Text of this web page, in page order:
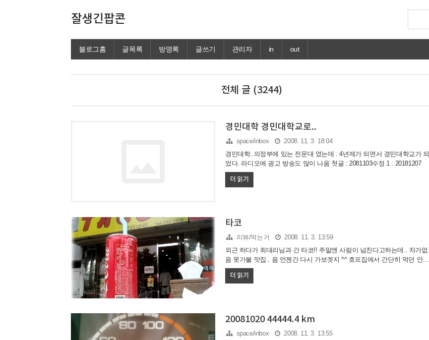
잘생긴팝콘
블로그홈 글목록 방명록 글쓰기 관리자 in out
전체 글 (3244)
경민대학 경민대학교로..
space/inbox
2008. 11. 3. 18:04
경민대학..의정부에 있는 전문대 였는데 . 4년제가 되면서 경민대학교가 되
었다. 라디오에 광고 방송도 많이 나옴 첫글 : 2081103수정 1 : 20181207
더 읽기
타코
리뷰/먹는거
2008. 11. 3. 13:59
외근 하다가 최대리님과 간 타코!! 주말엔 사람이 넘친다고하는데.. 차가없
음 못가볼 맛집.. 음 언젠간 다시 가보겟지 ^^ 호프집에서 간단히 먹던 안주
인데 이렇게 전문적으로 하는집은 처음임!! 그분말에따르면 이곳이 가장 잘
한다고한다. 한국에선 ..
더 읽기
20081020 44444.4 km
space/inbox
2008. 11. 3. 13:55